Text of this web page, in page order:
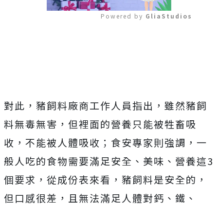
Powered by GliaStudios
對此，豬飼料廠商工作人員指出，雖然豬飼
料無毒無害，但裡面的營養只能被牲畜吸
收，不能被人體吸收；食安專家則強調，一
般人吃的食物需要滿足安全、美味、營養這3
個要求，從成份表來看，豬飼料是安全的，
但口感很差，且無法滿足人體對鈣、鐵、